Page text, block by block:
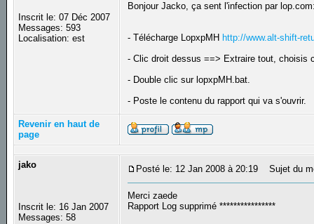
Inscrit le: 07 Déc 2007
Messages: 593
Localisation: est
Bonjour Jacko, ça sent l'infection par
- Télécharge LopxpMH http://www.alt-shift-
- Clic droit dessus ==> Extraire tout, choisis
- Double clic sur lopxpMH.bat.
- Poste le contenu du rapport qui va s'ouvrir.
Revenir en haut de
page
jako
Inscrit le: 16 Jan 2007
Messages: 58
Posté le: 12 Jan 2008 à 20:19 Sujet du
Merci zaede
Rapport Log supprimé ****************